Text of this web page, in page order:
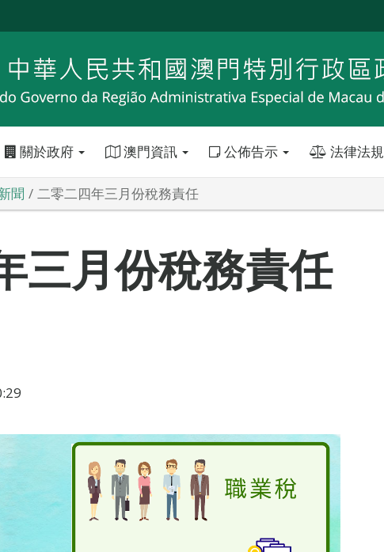
關於政府 澳門資訊 公佈告示 法律法規
聞 二零二四年三月份稅務責任
三月份稅務責任